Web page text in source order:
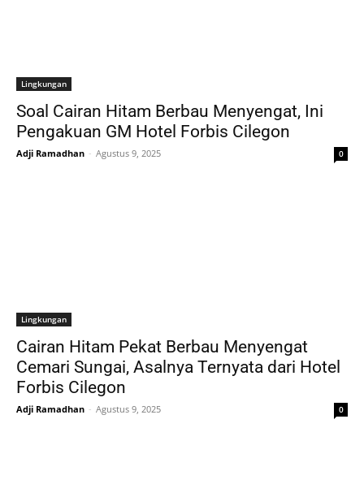
Lingkungan
Soal Cairan Hitam Berbau Menyengat, Ini
Pengakuan GM Hotel Forbis Cilegon
Adji Ramadhan - Agustus 9, 2025 0
Lingkungan
Cairan Hitam Pekat Berbau Menyengat
Cemari Sungai, Asalnya Ternyata dari Hotel
Forbis Cilegon
Adji Ramadhan - Agustus 9, 2025 0